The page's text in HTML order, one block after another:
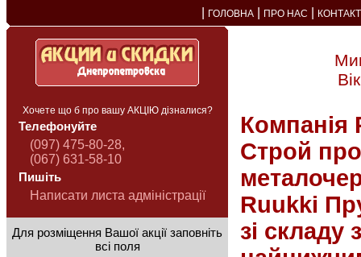
ГОЛОВНА ПРО НАС
Хочете що б про вашу АКЦІЮ дізналися?
Телефонуйте
(097) 475-80-28,
(067) 631-58-10
Пишіть
Написати листа адміністрації
Для розміщення Вашої акції заповніть
всі поля
Компанія
Строй
Ruukki
зі складу